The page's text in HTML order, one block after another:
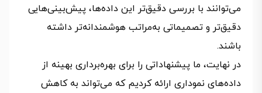
می‌توانند با بررسی دقیق‌تر این داده‌ها، پیش‌بینی‌هایی
دقیق‌تر و تصمیماتی به‌مراتب هوشمندانه‌تر داشته
باشند.
در نهایت، ما پیشنهاداتی را برای بهره‌برداری بهینه از
داده‌های نموداری ارائه کردیم که می‌تواند به کاهش